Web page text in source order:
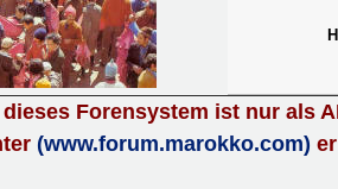
Forensystem ist nur als
(www.forum.marokko.com)